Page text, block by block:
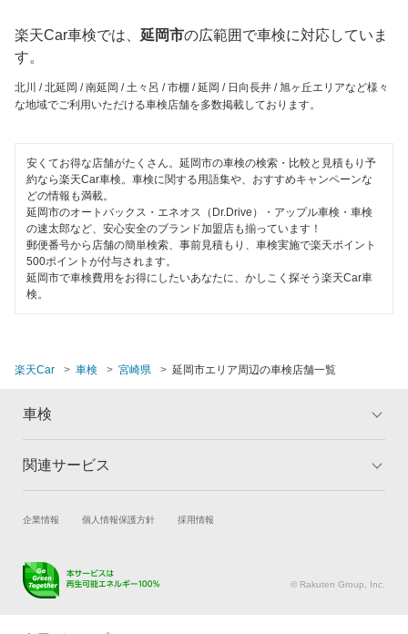
都城市
宮崎市
EV車OK
1日車検
コンピューター診断
閉じる
楽天Car車検では、 延岡市の広範囲で車検に対応していま
す。
北川 / 北延岡 / 南延岡 / 土々呂 / 市棚 / 延岡 / 日向長井 / 旭ヶ丘エリアなど様々
な地域でご利用いただける車検店舗を多数掲載しております。
安くてお得な店舗がたくさん。延岡市の車検の検索・比較と見積もり予
約なら楽天Car車検。車検に関する用語集や、おすすめキャンペーンな
どの情報も満載。
延岡市のオートバックス・エネオス（Dr.Drive）・アップル車検・車検
の速太郎など、安心安全のブランド加盟店も揃っています！
郵便番号から店舗の簡単検索、事前見積もり、車検実施で楽天ポイント
500ポイントが付与されます。
延岡市で車検費用をお得にしたいあなたに、かしこく探そう楽天Car車
検。
楽天Car 車検 宮崎県 延岡市エリア周辺の車検店舗一覧
車検
トップ
車検の基礎知識 キャンペーン一覧
関連サービス
試乗・商談 新車購入
キズ修理予約
メンテナンス管理
タイヤ交換サービス
企業情報 個人情報保護方針 採用情報
© Rakuten Group, Inc.